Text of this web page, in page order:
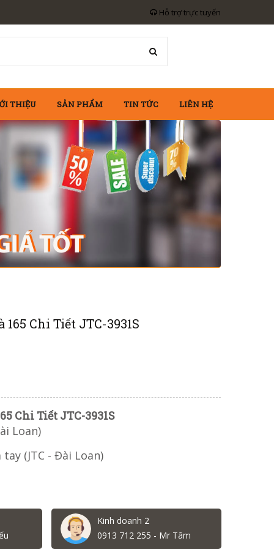
Hỗ trợ trực tuyến
THIỆU SẢN PHẨM TIN TỨC LIÊN HỆ
Chi Tiết JTC-3931S
Chi Tiết JTC-3931S
Loan)
(JTC - Đài Loan)
Kinh doanh 2
0913 712 255 - Mr Tâm